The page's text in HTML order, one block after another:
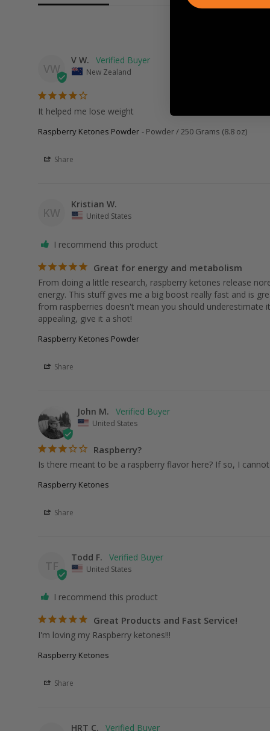
VW
V W.
New Zealand
It helped me lose weight
Raspberry Ketones Powder Powder / 250 Grams (8.8 oz)
Share
KW
Kristian W.
United States
I recommend this product
Great for energy and metabolism
From doing a little research, raspberry ketones release
energy. This stuff gives me a big boost really fast and is
from raspberries doesn't mean you should
appealing, give it a shot!
Raspberry Ketones Powder
Share
John M.
United States
Raspberry?
Is there meant to be a raspberry flavor here? If so, I
Raspberry Ketones
Share
TF
Todd F.
United States
I recommend this product
Great Products and Fast Service!
I'm loving my Raspberry ketones!!!
Raspberry Ketones
Share
HRT C.